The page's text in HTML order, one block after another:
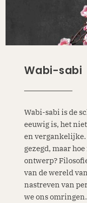
Wabi-sabi
Wabi-sabi is de
eeuwig is, het
en
gezegd, maar
ontwerp?
van de wereld
nastreven van
we ons